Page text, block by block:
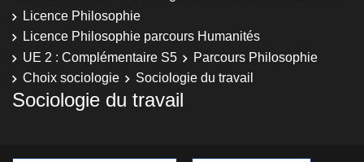
Licence Philosophie
Licence Philosophie parcours Humanités
UE 2 : Complémentaire S5
Parcours Philosophie
Choix sociologie
Sociologie du travail
Sociologie du travail